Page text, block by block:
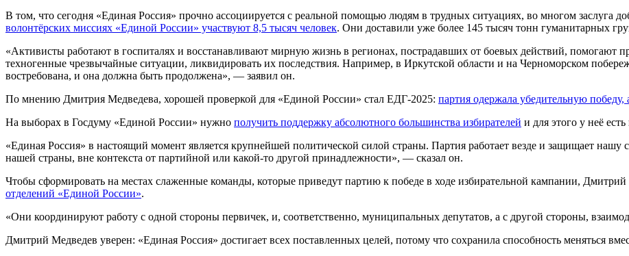
В том, что сегодня «Единая Россия» прочно ассоциируется с реальной помощью людям в трудных ситуациях, во многом заслуга
волонтёрских миссиях «Единой России» участвуют 8,5 тысяч человек. Они доставили уже более 145 тысяч тонн гуманитарных
«Активисты работают в госпиталях и восстанавливают мирную жизнь в регионах, пострадавших от боевых действий, помогают
техногенные чрезвычайные ситуации, ликвидировать их последствия. Например, в Иркутской области и на Черноморском
востребована, и она должна быть продолжена», — заявил он.
По мнению Дмитрия Медведева, хорошей проверкой для «Единой России» стал ЕДГ-2025: партия одержала убедительную
На выборах в Госдуму «Единой России» нужно получить поддержку абсолютного большинства избирателей и для этого у неё
«Единая Россия» в настоящий момент является крупнейшей политической силой страны. Партия работает везде и защищает нашу
нашей страны, вне контекста от партийной или какой-то другой принадлежности», — сказал он.
Чтобы сформировать на местах слаженные команды, которые приведут партию к победе в ходе избирательной кампании,
отделений «Единой России».
«Они координируют работу с одной стороны первичек, и, соответственно, муниципальных депутатов, а с другой стороны,
Дмитрий Медведев уверен: «Единая Россия» достигает всех поставленных целей, потому что сохранила способность меняться